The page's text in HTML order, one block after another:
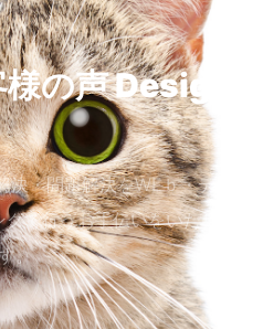
の声Design
・問題解決をWEｂ・デジ
で行うお手伝いをいたしま
。